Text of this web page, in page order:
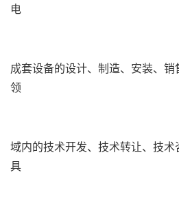
电
成套设备的设计、制造、安装、
领
域内的技术开发、技术转让、技
具